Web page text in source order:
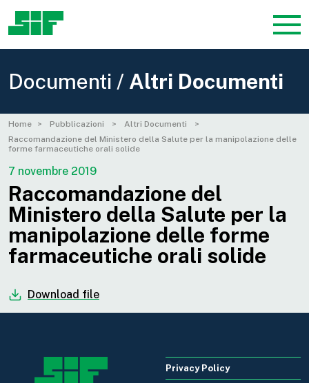
Documenti / Altri Documenti
Home Pubblicazioni
Altri Documenti
Raccomandazione del Ministero della Salute per la manipolazione delle
forme farmaceutiche orali solide
7 novembre 2019
Raccomandazione del
Ministero della Salute per la
manipolazione delle forme
farmaceutiche orali solide
Download file
Privacy Policy